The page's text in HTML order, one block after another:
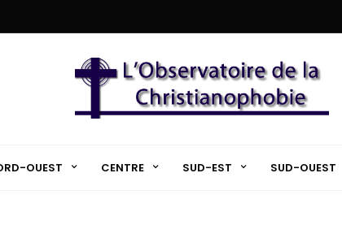
OUEST CENTRE SUD-EST SUD-OUEST